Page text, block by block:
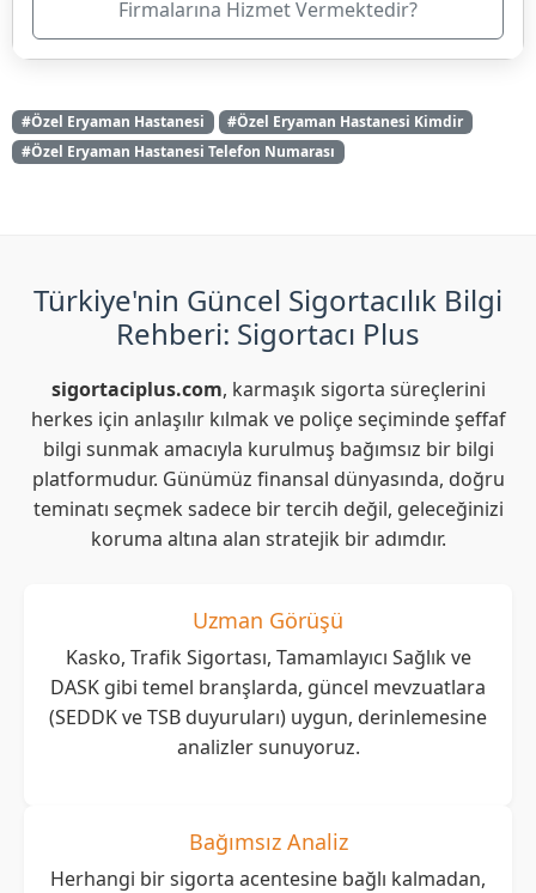
Firmalarına Hizmet Vermektedir?
#Özel Eryaman Hastanesi
#Özel Eryaman Hastanesi Kimdir
#Özel Eryaman Hastanesi Telefon Numarası
Türkiye'nin Güncel Sigortacılık Bilgi
Rehberi: Sigortacı Plus
sigortaciplus.com, karmaşık sigorta süreçlerini
herkes için anlaşılır kılmak ve poliçe seçiminde şeffaf
bilgi sunmak amacıyla kurulmuş bağımsız bir bilgi
platformudur. Günümüz finansal dünyasında, doğru
teminatı seçmek sadece bir tercih değil, geleceğinizi
koruma altına alan stratejik bir adımdır.
Uzman Görüşü
Kasko, Trafik Sigortası, Tamamlayıcı Sağlık ve
DASK gibi temel branşlarda, güncel mevzuatlara
(SEDDK ve TSB duyuruları) uygun, derinlemesine
analizler sunuyoruz.
Bağımsız Analiz
Herhangi bir sigorta acentesine bağlı kalmadan,